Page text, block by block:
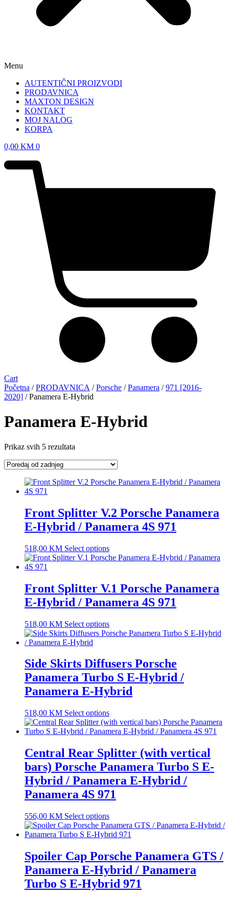
Menu
AUTENTIČNI PROIZVODI
PRODAVNICA
MAXTON DESIGN
KONTAKT
MOJ NALOG
KORPA
0,00 KM 0
Cart
Početna /PRODAVNICA /Porsche /Panamera /971 [2016-
2020] / Panamera E-Hybrid
Panamera E-Hybrid
Prikaz svih 5 rezultata
Front Splitter V.2 Porsche Panamera
E-Hybrid / Panamera 4S 971
518,00 KM Select options
Front Splitter V.1 Porsche Panamera
E-Hybrid / Panamera 4S 971
518,00 KM Select options
Side Skirts Diffusers Porsche
Panamera Turbo S E-Hybrid /
Panamera E-Hybrid
518,00 KM Select options
Central Rear Splitter (with vertical
bars) Porsche Panamera Turbo S E-
Hybrid / Panamera E-Hybrid /
Panamera 4S 971
556,00 KM Select options
Spoiler Cap Porsche Panamera GTS /
Panamera E-Hybrid / Panamera
Turbo S E-Hybrid 971